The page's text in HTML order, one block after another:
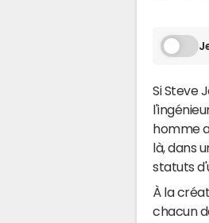
Si Steve
homme
là, dans
statuts
À la
chacun